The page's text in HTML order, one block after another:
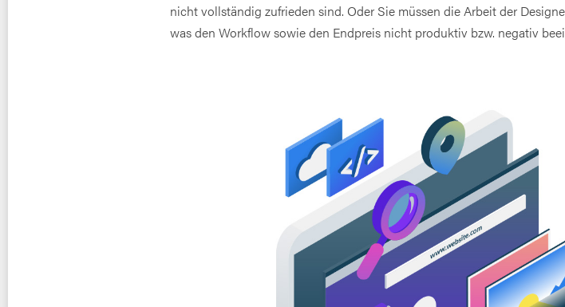
nicht vollständig zufrieden sind. Oder Sie müssen die Arbeit der
was den Workflow sowie den Endpreis nicht produktiv bzw. negativ